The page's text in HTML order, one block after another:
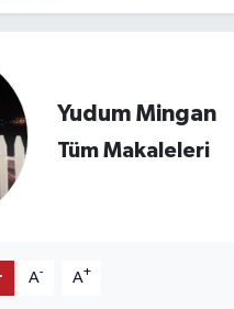
Yudum Mingan
Tüm Makaleleri
A- A+